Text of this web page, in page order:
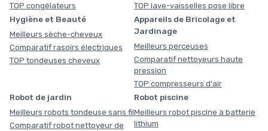
TOP congélateurs
TOP lave-vaisselles pose libre
Hygiène et Beauté
Meilleurs sèche-cheveux
Comparatif rasoirs électriques
TOP tondeuses cheveux
Appareils de Bricolage et
Jardinage
Meilleurs perceuses
Comparatif nettoyeurs haute
pression
TOP compresseurs d'air
Robot de jardin
Meilleurs robots tondeuse sans fil
Comparatif robot nettoyeur de
Robot piscine
Meilleurs robot piscine à batterie
lithium